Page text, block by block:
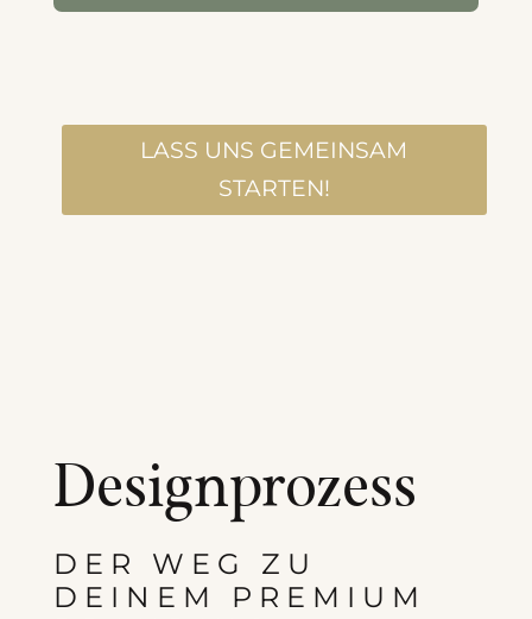
LASS UNS GEMEINSAM
STARTEN!
Designprozess
DER WEG ZU
DEINEM PREMIUM